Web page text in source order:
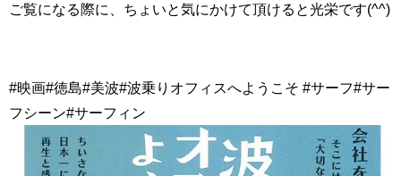
ご覧になる際に、ちょいと気にかけて頂けると光栄です(^^)
#映画#徳島#美波#波乗りオフィスへようこそ #サーフ#サー
フシーン#サーフィン